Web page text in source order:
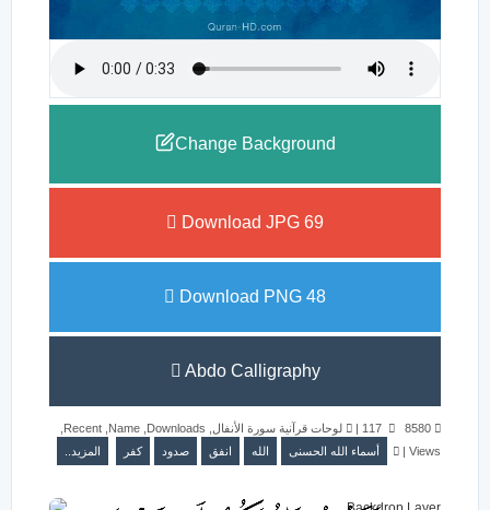
Change Background
Download JPG 69
Download PNG 48
Abdo Calligraphy
8580
117
| لوحات قرآنية سورة الأنفال ,
Downloads
,
Name
,
Recent
,
Views
| أسماء الله الحسنى الله انفق صدود كفر المزيد..